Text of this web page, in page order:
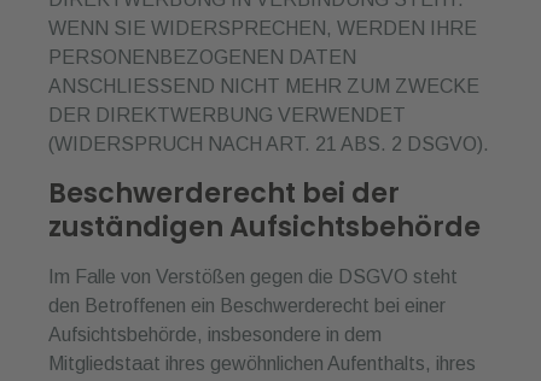
WENN SIE WIDERSPRECHEN, WERDEN IHRE
PERSONENBEZOGENEN DATEN
ANSCHLIESSEND NICHT MEHR ZUM ZWECKE
DER DIREKTWERBUNG VERWENDET
(WIDERSPRUCH NACH ART. 21 ABS. 2 DSGVO).
Beschwerde­recht bei der
zuständigen Aufsichts­behörde
Im Falle von Verstößen gegen die DSGVO steht
den Betroffenen ein Beschwerderecht bei einer
Aufsichtsbehörde, insbesondere in dem
Mitgliedstaat ihres gewöhnlichen Aufenthalts, ihres